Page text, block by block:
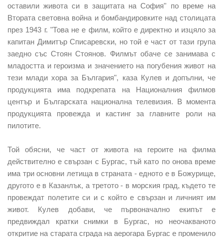
оставили живота си в защитата на София" по време на
Втората световна война и бомбандировките над столицата
през 1943 г. "Това не е филм, който е директно и изцяло за
капитан Димитър Списаревски, но той е част от тази група
заедно със Стоян Стоянов. Филмът обаче се занимава с
младостта и героизма и значението на погубения живот на
тези млади хора за България", каза Кулев и допълни, че
продукцията има подкрепата на Националния филмов
център и Българската национална телевизия. В момента
продукцията провежда и кастинг за главните роли на
пилотите.
Той обясни, че част от живота на героите на филма
действително е свързан с Бургас, тъй като по онова време
има три основни летища в страната - едното е в Божурище,
другото е в Казанлък, а третото - в морския град, където те
провеждат полетите си и с който е свързан и личният им
живот. Кулев добави, че първоначално екипът е
предвиждал кратки снимки в Бургас, но неочакваното
откритие на старата сграда на аерогара Бургас е променило